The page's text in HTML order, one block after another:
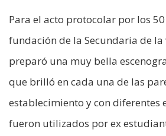
Para el acto protocolar por los
fundación de la Secundaria de
preparó una muy bella
que brilló en cada una de las
establecimiento y con diferentes
fueron utilizados por ex